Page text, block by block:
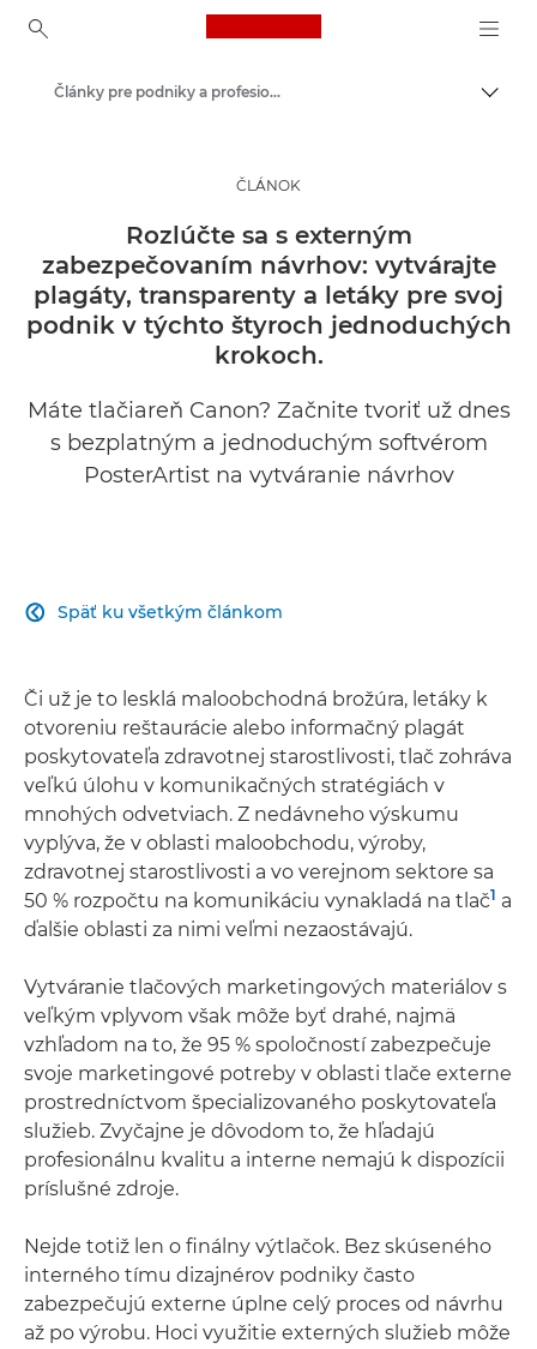
Canon Logo, back to
Články pre podniky a profesionálov
ČLÁNOK
Rozlúčte sa s externým
zabezpečovaním návrhov: vytvárajte
plagáty, transparenty a letáky pre svoj
podnik v týchto štyroch jednoduchých
krokoch.
Máte tlačiareň Canon? Začnite tvoriť už dnes
s bezplatným a jednoduchým softvérom
PosterArtist na vytváranie návrhov
Späť ku všetkým článkom

Či už je to lesklá maloobchodná brožúra, letáky k
otvoreniu reštaurácie alebo informačný plagát
poskytovateľa zdravotnej starostlivosti, tlač zohráva
veľkú úlohu v komunikačných stratégiách v
mnohých odvetviach. Z nedávneho výskumu
vyplýva, že v oblasti maloobchodu, výroby,
zdravotnej starostlivosti a vo verejnom sektore sa
50 % rozpočtu na komunikáciu vynakladá na tlač1 a
ďalšie oblasti za nimi veľmi nezaostávajú.
Vytváranie tlačových marketingových materiálov s
veľkým vplyvom však môže byť drahé, najmä
vzhľadom na to, že 95 % spoločností zabezpečuje
svoje marketingové potreby v oblasti tlače externe
prostredníctvom špecializovaného poskytovateľa
služieb. Zvyčajne je dôvodom to, že hľadajú
profesionálnu kvalitu a interne nemajú k dispozícii
príslušné zdroje.
Nejde totiž len o finálny výtlačok. Bez skúseného
interného tímu dizajnérov podniky často
zabezpečujú externe úplne celý proces od návrhu
až po výrobu. Hoci využitie externých služieb môže